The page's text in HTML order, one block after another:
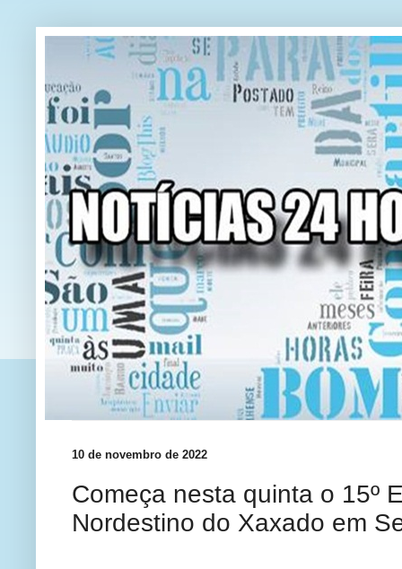
10 de novembro de 2022
Começa nesta quinta o 15º
Nordestino do Xaxado em